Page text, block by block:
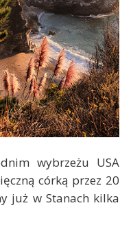
wybrzeżu USA
córką przez 20
już w Stanach kilka